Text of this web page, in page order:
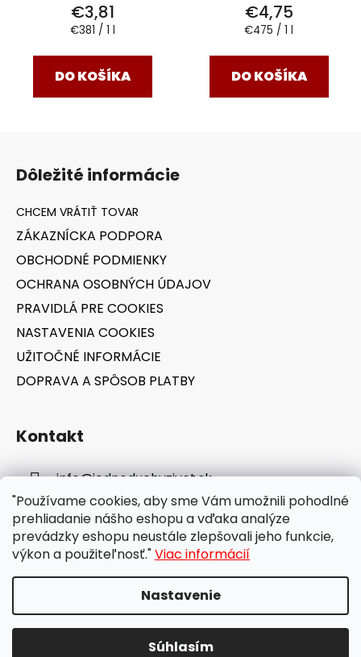
"Používame cookies, aby sme Vám umožnili pohodlné
prehliadanie nášho eshopu a vďaka analýze
prevádzky eshopu neustále zlepšovali jeho funkcie,
výkon a použiteľnosť."Viac informácií
Nastavenie
Súhlasím
€3,81
Jednotková
€381 / 1 l
DO KOŠÍKA
€4,75
Jednotková
€475 / 1 l
DO KOŠÍKA
Dôležité informácie
ZÁKAZNÍCKA PODPORA
OBCHODNÉ PODMIENKY
OCHRANA OSOBNÝCH ÚDAJOV
PRAVIDLÁ PRE COOKIES
NASTAVENIA COOKIES
UŽITOČNÉ INFORMÁCIE
DOPRAVA A SPÔSOB PLATBY
Kontakt
info@jednoduchyzivot.sk
E-shop: 0948 647 767
Vytvoril Shoptet
jednoduchyzivot.sk